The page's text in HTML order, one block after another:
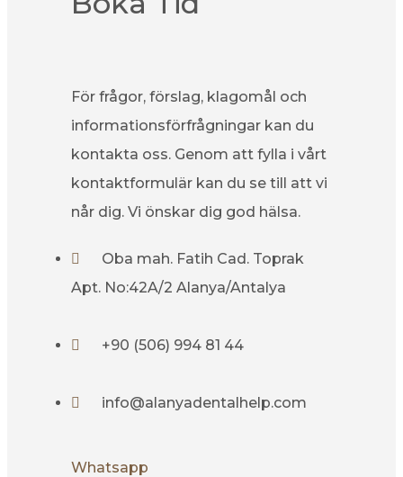
För frågor, förslag, klagomål och
informationsförfrågningar kan du
kontakta oss. Genom att fylla i vårt
kontaktformulär kan du se till att vi
når dig. Vi önskar dig god hälsa.
Oba mah. Fatih Cad. Toprak
Apt. No:42A/2 Alanya/Antalya
+90 (506) 994 81 44
info@alanyadentalhelp.com
Whatsapp